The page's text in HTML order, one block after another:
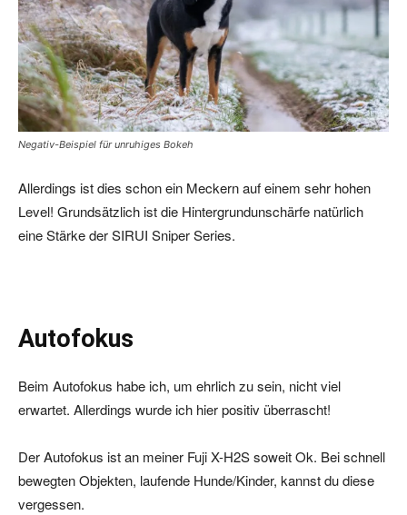
Negativ-Beispiel für unruhiges Bokeh
Allerdings ist dies schon ein Meckern auf einem sehr hohen
Level! Grundsätzlich ist die Hintergrundunschärfe natürlich
eine Stärke der SIRUI Sniper Series.
Autofokus
Beim Autofokus habe ich, um ehrlich zu sein, nicht viel
erwartet. Allerdings wurde ich hier positiv überrascht!
Der Autofokus ist an meiner Fuji X-H2S soweit Ok. Bei schnell
bewegten Objekten, laufende Hunde/Kinder, kannst du diese
vergessen.